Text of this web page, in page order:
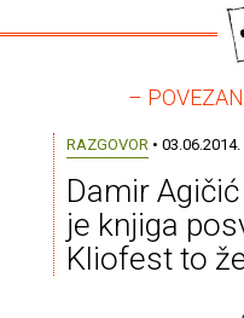
–
RAZGOVOR • 03.06.2014.
Damir
je knjiga
Kliofest to